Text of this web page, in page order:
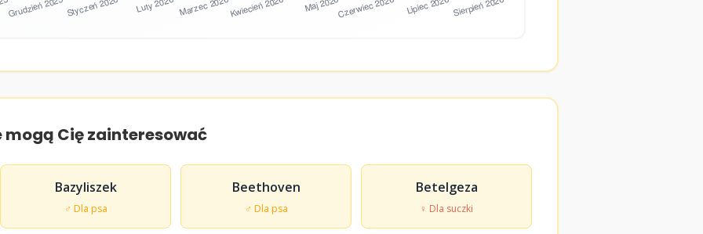
Cię zainteresować
Bazyliszek
♂ Dla psa
Beethoven
♂ Dla psa
Betelgeza
♀ Dla suczki